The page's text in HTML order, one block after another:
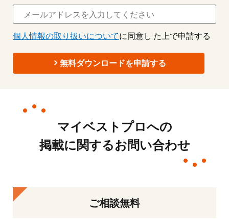
個人情報の取り扱いについてに同意し た上で申請する
無料ダウンロードを申請する
マイベストプロへの
掲載に関するお問い合わせ
ご相談無料